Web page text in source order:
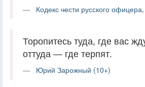
Кодекс чести русского
Торопитесь туда, где вас
оттуда — где терпят.
Юрий Зарожный (10+)